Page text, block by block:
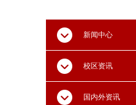
新闻中心
校区资讯
国内外资讯